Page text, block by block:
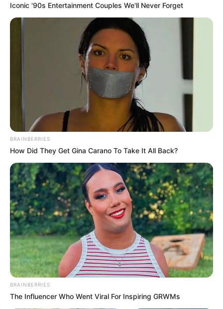
Why Are More Adults Experiencing Joint Stiffness?
แนะนำ
ดูดวง
ดูเพิ่มเติม
Iconic '90s Entertainment Couples We'll Never Forget
BRAINBERRIES
How Did They Get Gina Carano To Take It All Back?
BRAINBERRIES
The Influencer Who Went Viral For Inspiring GRWMs